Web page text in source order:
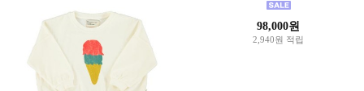
98,000원
2,940원 적립